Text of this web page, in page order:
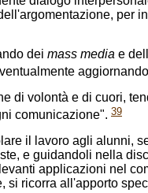
per
dei mass media e
di volontà e di cuori,
comunicazione". 39
il lavoro agli alunni,
e guidandoli nella
applicazioni nel
si ricorra all'apporto